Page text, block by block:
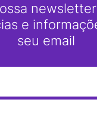
e
seu email